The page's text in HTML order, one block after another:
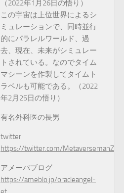
（2022年1月26日の悟り）
この宇宙は上位世界によるシ
ミュレーションで、同時並行
的にパラレルワールド、過
去、現在、未来がシミュレー
トされている。なのでタイム
マシーンを作製してタイムト
ラベルも可能である。（2022
年2月25日の悟り）
有名外科医の長男
twitter
https://twitter.com/MetaversemanZ
アメーバブログ
https://ameblo.jp/oracleangel-